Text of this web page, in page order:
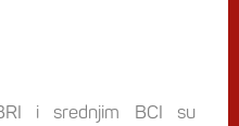
i srednjim BCI su